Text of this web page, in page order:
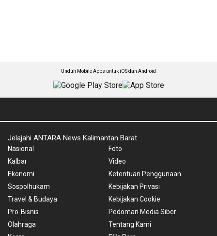
Unduh Mobile Apps untuk iOS dan Android
Jelajahi ANTARA News Kalimantan Barat
Nasional
Kalbar
Ekonomi
Sospolhukam
Travel & Budaya
Pro-Bisnis
Olahraga
Foto
Video
Ketentuan Penggunaan
Kebijakan Privasi
Kebijakan Cookie
Pedoman Media Siber
Tentang Kami